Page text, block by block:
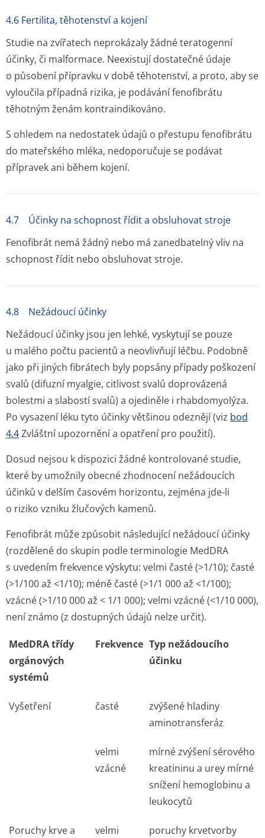
4.6 Fertilita, těhotenství a kojení
Studie na zvířatech neprokázaly žádné teratogenní
účinky, či malformace. Neexistují dostatečné údaje
o působení přípravku v době těhotenství, a proto, aby se
vyloučila případná rizika, je podávání fenofibrátu
těhotným ženám kontraindikováno.
S ohledem na nedostatek údajů o přestupu fenofibrátu
do mateřského mléka, nedoporučuje se podávat
přípravek ani během kojení.
4.7 Účinky na schopnost řídit a obsluhovat stroje
Fenofibrát nemá žádný nebo má zanedbatelný vliv na
schopnost řídit nebo obsluhovat stroje.
4.8 Nežádoucí účinky
Nežádoucí účinky jsou jen lehké, vyskytují se pouze
u malého počtu pacientů a neovlivňují léčbu. Podobně
jako při jiných fibrátech byly popsány případy poškození
svalů (difuzní myalgie, citlivost svalů doprovázená
bolestmi a slabostí svalů) a ojediněle i rhabdomyolýza.
Po vysazení léku tyto účinky většinou odeznějí (viz bod
4.4Zvláštní upozornění a opatření pro použití).
Dosud nejsou k dispozici žádné kontrolované studie,
které by umožnily obecné zhodnocení nežádoucích
účinků v delším časovém horizontu, zejména jde-li
o riziko vzniku žlučových kamenů.
Fenofibrát může způsobit následující nežádoucí účinky
(rozdělené do skupin podle terminologie MedDRA
s uvedením frekvence výskytu: velmi časté (>1/10); časté
(>1/100 až <1/10); méně časté (>1/1 000 až <1/100);
vzácné (>1/10 000 až < 1/1 000); velmi vzácné (<1/10 000),
není známo (z dostupných údajů nelze určit).
MedDRA třídy
orgánových
systémů
Frekvence Typ nežádoucího
účinku
Vyšetření časté
zvýšené hladiny
aminotransferáz
velmi
vzácné
mírné zvýšení sérového
kreatininu a urey mírné
snížení hemoglobinu a
leukocytů
Poruchy krve a velmi poruchy krvetvorby